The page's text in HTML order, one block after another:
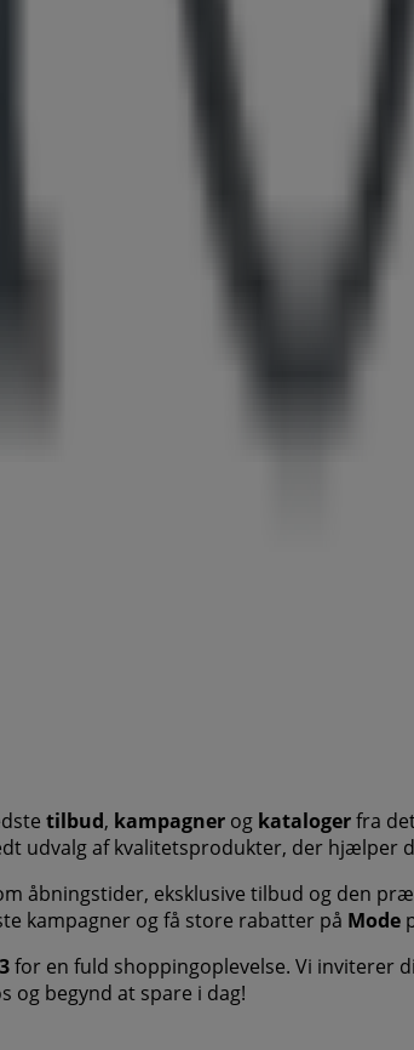
tilbud, kampagner og katalogerfra
udvalg af kvalitetsprodukter, der hjælper
åbningstider, eksklusive tilbud og den
kampagner og få store rabatter på Mode
for en fuld shoppingoplevelse. Vi inviterer
og begynd at spare i dag!